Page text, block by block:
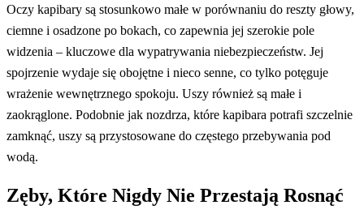
Oczy kapibary są stosunkowo małe w porównaniu do reszty głowy,
ciemne i osadzone po bokach, co zapewnia jej szerokie pole
widzenia – kluczowe dla wypatrywania niebezpieczeństw. Jej
spojrzenie wydaje się obojętne i nieco senne, co tylko potęguje
wrażenie wewnętrznego spokoju. Uszy również są małe i
zaokrąglone. Podobnie jak nozdrza, które kapibara potrafi szczelnie
zamknąć, uszy są przystosowane do częstego przebywania pod
wodą.
Zęby, Które Nigdy Nie Przestają Rosnąć